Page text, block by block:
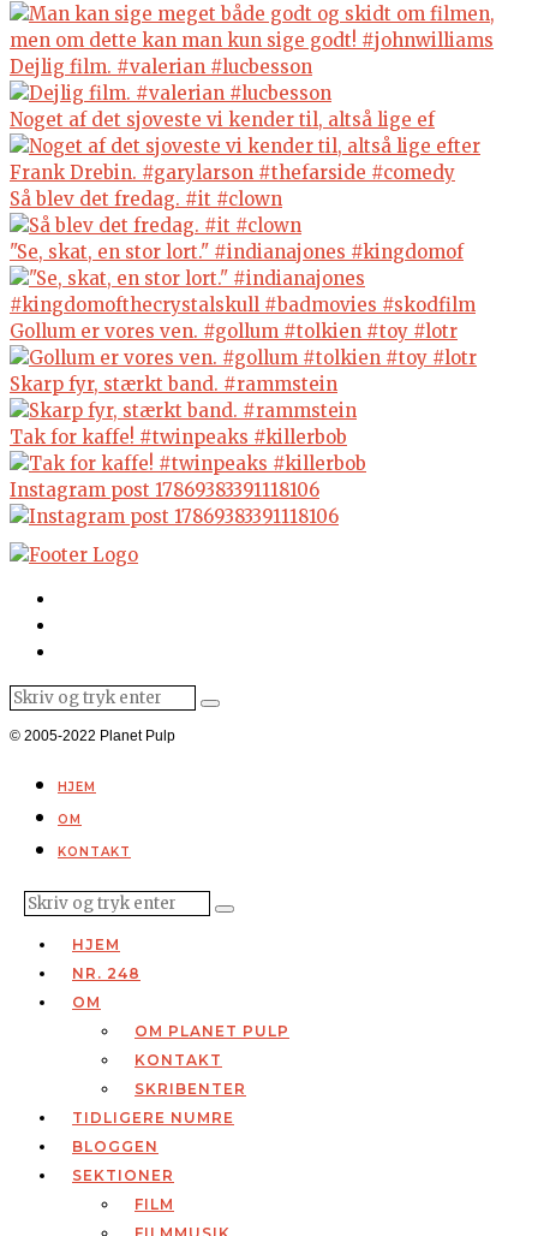
Dejlig film. #valerian #lucbesson
Noget af det sjoveste vi kender til, altså lige ef
Så blev det fredag. #it #clown
"Se, skat, en stor lort." #indianajones #kingdomof
Gollum er vores ven. #gollum #tolkien #toy #lotr
Skarp fyr, stærkt band. #rammstein
Tak for kaffe! #twinpeaks #killerbob
Instagram post 17869383391118106
© 2005-2022 Planet Pulp
HJEM
OM
KONTAKT
HJEM
NR. 248
OM
OM PLANET PULP
KONTAKT
SKRIBENTER
TIDLIGERE NUMRE
BLOGGEN
SEKTIONER
FILM